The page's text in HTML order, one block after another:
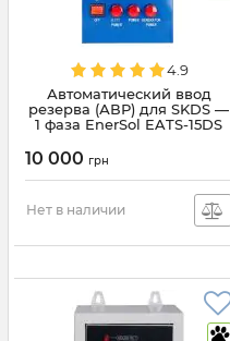
4.9
Автоматический ввод
резерва (АВР) для SKDS —
1 фаза EnerSol EATS-15DS
10 000 грн
Нет в наличии